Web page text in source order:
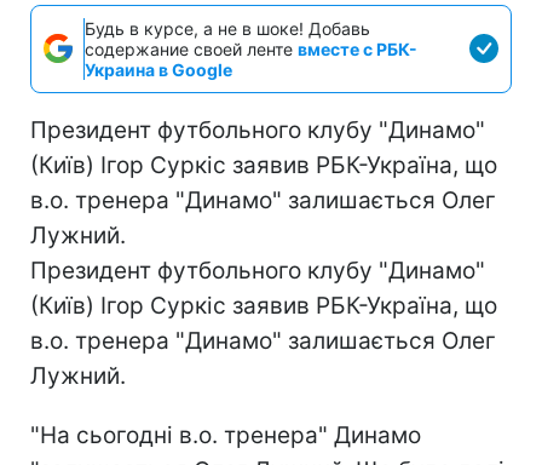
Будь в курсе, а не в шоке! Добавь
содержание своей ленте вместе с РБК-
Украина в Google
Президент футбольного клубу "Динамо"
(Київ) Ігор Суркіс заявив РБК-Україна, що
в.о. тренера "Динамо" залишається Олег
Лужний.
Президент футбольного клубу "Динамо"
(Київ) Ігор Суркіс заявив РБК-Україна, що
в.о. тренера "Динамо" залишається Олег
Лужний.
"На сьогодні в.о. тренера" Динамо